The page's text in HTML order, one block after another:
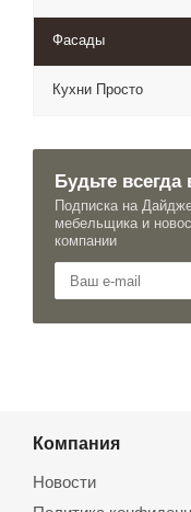
Фасады
Кухни Просто
Будьте всегда
Подписка на
мебельщика и
компании
Компания
Новости